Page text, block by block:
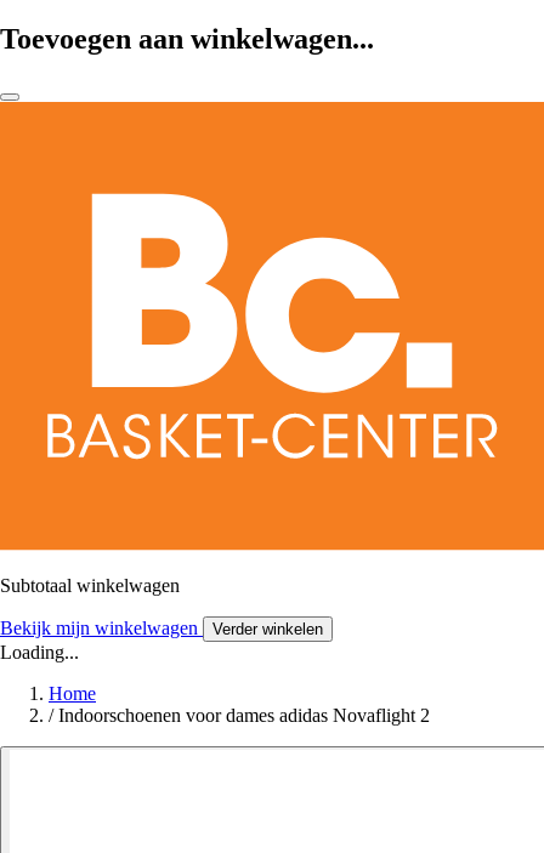
Toevoegen aan winkelwagen...
Subtotaal winkelwagen
Bekijk mijn winkelwagen Verder winkelen
Loading...
Home
/ Indoorschoenen voor dames adidas Novaflight 2